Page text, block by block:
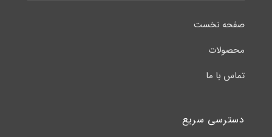
صفحه نخست
محصولات
تماس با ما
دسترسی سریع